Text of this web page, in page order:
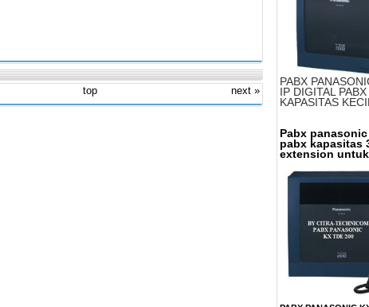
top next »
PABX
IP DIGITAL
KAPASITAS
Pabx
pabx kapasitas
extension